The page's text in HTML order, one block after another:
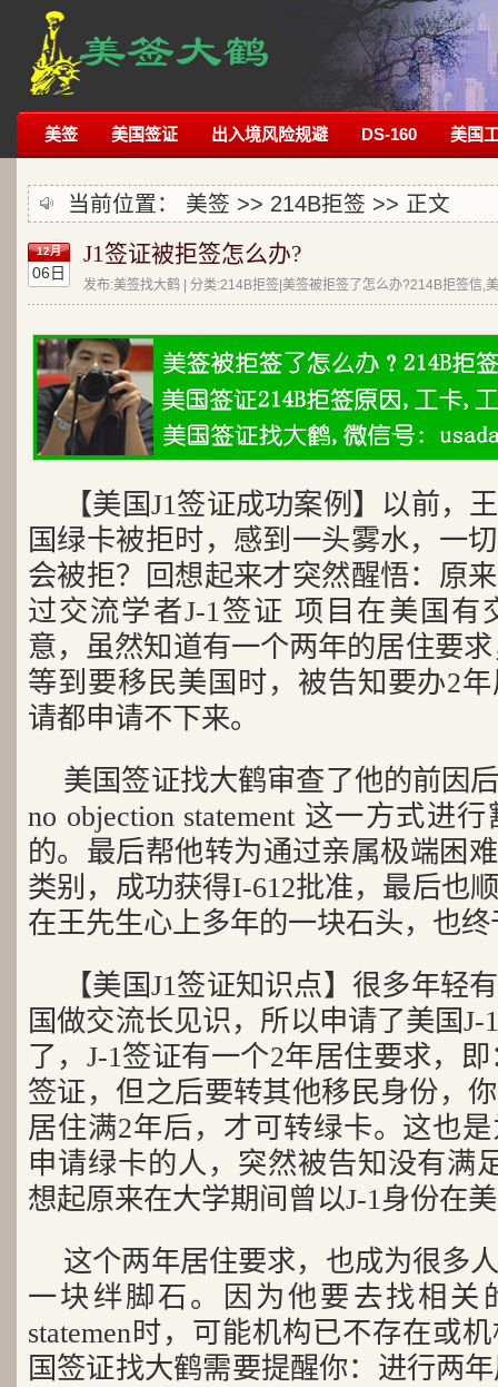
美签 美国签证 出入境风险规避 DS-160 美国
当前位置： 美签 >> 214B拒签 >> 正文
12月
06日
J1签证被拒签怎么办?
发布:美签找大鹤 | 分类:214B拒签|美签被拒签了怎么办?214B拒签信,
【美国J1签证成功案例】以前，
国绿卡被拒时，感到一头雾水，一
会被拒？回想起来才突然醒悟：原
过交流学者J-1签证 项目在美国有
意，虽然知道有一个两年的居住要
等到要移民美国时，被告知要办2
请都申请不下来。
美国签证找大鹤审查了他的前因
no objection statement 这一方式进
的。最后帮他转为通过亲属极端困难
类别，成功获得I-612批准，最后也
在王先生心上多年的一块石头，也
【美国J1签证知识点】很多年轻
国做交流长见识，所以申请了美国
了，J-1签证有一个2年居住要求，
签证，但之后要转其他移民身份，
居住满2年后，才可转绿卡。这也
申请绿卡的人，突然被告知没有满
想起原来在大学期间曾以J-1身份在
这个两年居住要求，也成为很多
一块绊脚石。因为他要去找相关
statemen时，可能机构已不存在或
国签证找大鹤需要提醒你：进行两